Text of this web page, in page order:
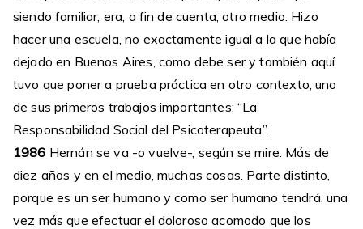
siendo familiar, era, a fin de cuenta, otro medio. Hizo
hacer una escuela, no exactamente igual a la que había
dejado en Buenos Aires, como debe ser y también aquí
tuvo que poner a prueba práctica en otro contexto, uno
de sus primeros trabajos importantes: “La
Responsabilidad Social del Psicoterapeuta”.
1986 Hernán se va -o vuelve-, según se mire. Más de
diez años y en el medio, muchas cosas. Parte distinto,
porque es un ser humano y como ser humano tendrá, una
vez más que efectuar el doloroso acomodo que los